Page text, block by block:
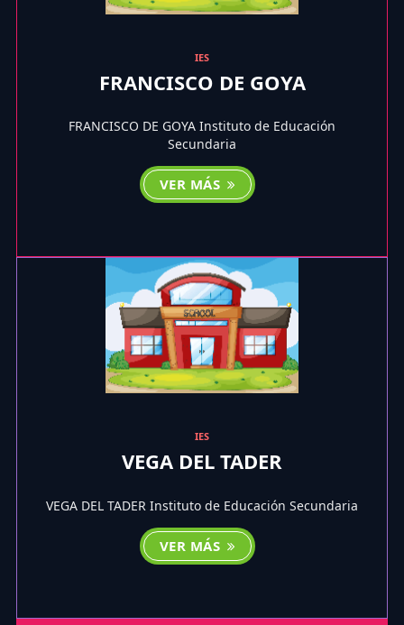
IES
FRANCISCO DE GOYA
FRANCISCO DE GOYA Instituto de Educación
Secundaria
VER MÁS
IES
VEGA DEL TADER
VEGA DEL TADER Instituto de Educación Secundaria
VER MÁS